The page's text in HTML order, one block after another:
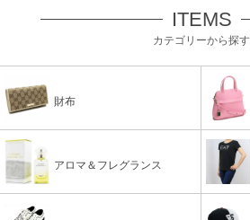
ITEMS
カテゴリーから探す
財布
アロマ＆フレグランス